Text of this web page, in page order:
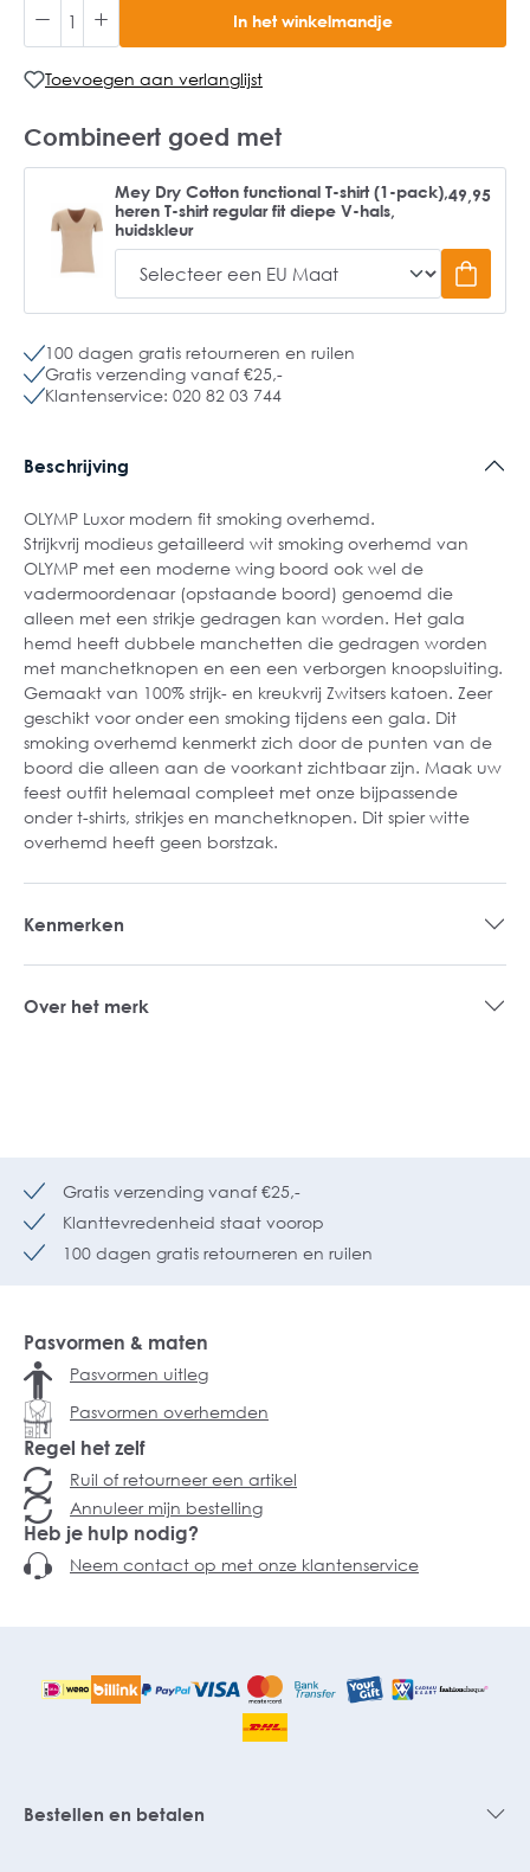
In het winkelmandje
Toevoegen aan verlanglijst
Combineert goed met
Mey Dry Cotton functional T-shirt (1-pack),
heren T-shirt regular fit diepe V-hals,
huidskleur
49,95
100 dagen gratis retourneren en ruilen
Gratis verzending vanaf €25,-
Klantenservice: 020 82 03 744
Beschrijving
OLYMP Luxor modern fit smoking overhemd.
Strijkvrij modieus getailleerd wit smoking overhemd van
OLYMP met een moderne wing boord ook wel de
vadermoordenaar (opstaande boord) genoemd die
alleen met een strikje gedragen kan worden. Het gala
hemd heeft dubbele manchetten die gedragen worden
met manchetknopen en een een verborgen knoopsluiting.
Gemaakt van 100% strijk- en kreukvrij Zwitsers katoen. Zeer
geschikt voor onder een smoking tijdens een gala. Dit
smoking overhemd kenmerkt zich door de punten van de
boord die alleen aan de voorkant zichtbaar zijn. Maak uw
feest outfit helemaal compleet met onze bijpassende
onder t-shirts, strikjes en manchetknopen. Dit spier witte
overhemd heeft geen borstzak.
Kenmerken
Over het merk
Gratis verzending vanaf €25,-
Klanttevredenheid staat voorop
100 dagen gratis retourneren en ruilen
Pasvormen & maten
Pasvormen uitleg
Pasvormen overhemden
Regel het zelf
Ruil of retourneer een artikel
Annuleer mijn bestelling
Heb je hulp nodig?
Neem contact op met onze klantenservice
Bestellen en betalen